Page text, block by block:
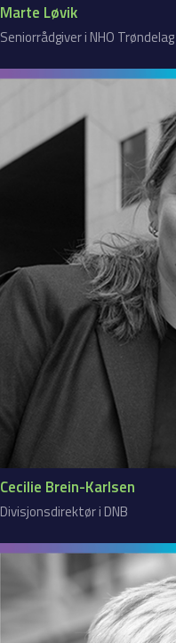
Marte Løvik
Seniorrådgiver i NHO Trøndelag
Cecilie Brein-Karlsen
Divisjonsdirektør i DNB